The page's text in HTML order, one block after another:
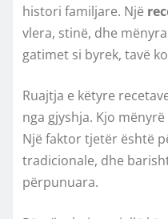
histori familjare. Një
vlera, stinë, dhe
gatimet si byrek, tavë
Ruajtja e këtyre
nga gjyshja. Kjo
Një faktor tjetër është
tradicionale, dhe
përpunuara.